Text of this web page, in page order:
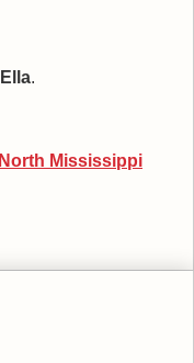
Ella.
North Mississippi